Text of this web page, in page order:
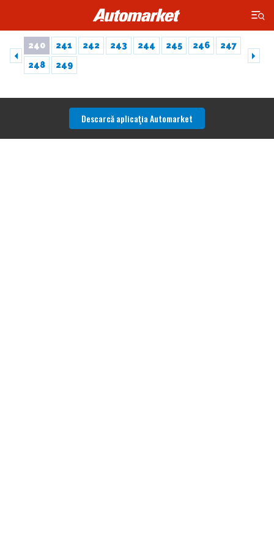
×
240 241 242 243 244 245 246
247
248
249
Descarcă aplicaţia Automarket